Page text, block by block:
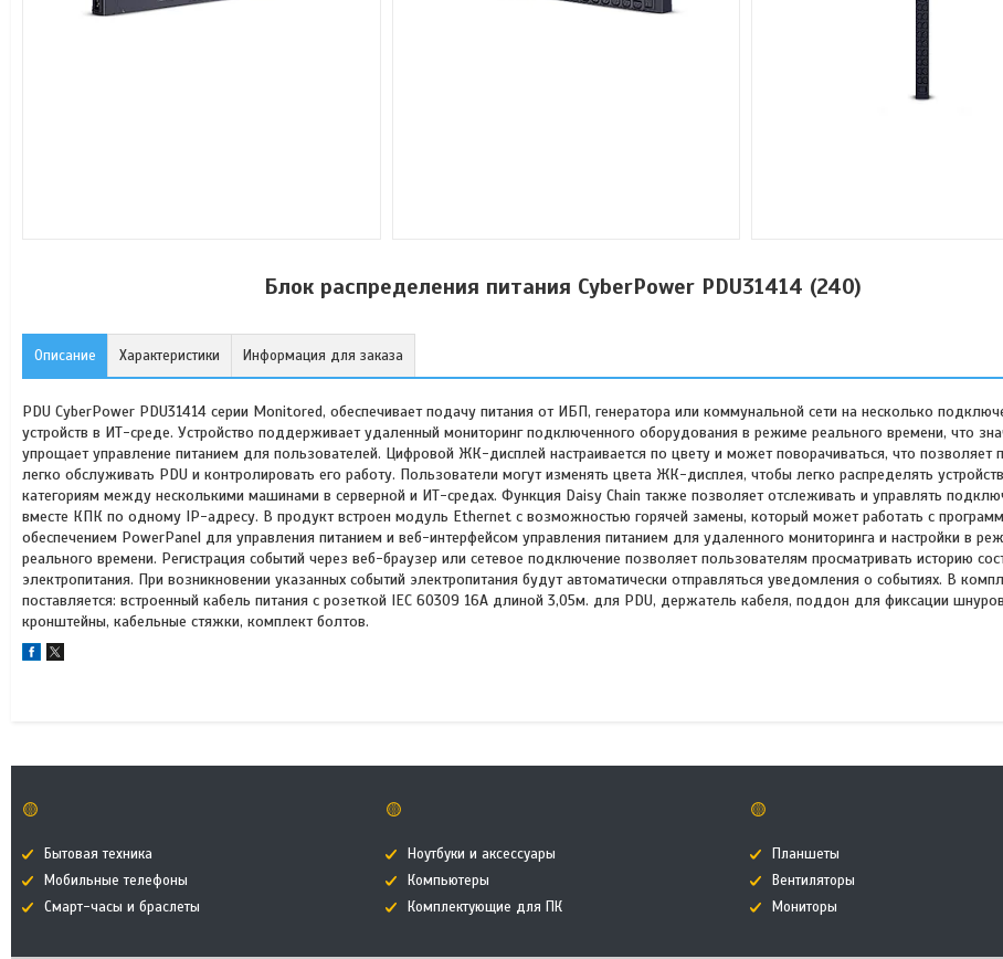
Блок распределения питания CyberPower PDU31414 (240)
Описание Характеристики Информация для заказа
PDU CyberPower PDU31414 серии Monitored, обеспечивает подачу питания от ИБП, генератора или коммунальной сети на несколько
устройств в ИТ-среде. Устройство поддерживает удаленный мониторинг подключенного оборудования в режиме реального времени, что
упрощает управление питанием для пользователей. Цифровой ЖК-дисплей настраивается по цвету и может поворачиваться, что позволяет
легко обслуживать PDU и контролировать его работу. Пользователи могут изменять цвета ЖК-дисплея, чтобы легко распределять
категориям между несколькими машинами в серверной и ИТ-средах. Функция Daisy Chain также позволяет отслеживать и управлять
вместе КПК по одному IP-адресу. В продукт встроен модуль Ethernet с возможностью горячей замены, который может работать с
обеспечением PowerPanel для управления питанием и веб-интерфейсом управления питанием для удаленного мониторинга и настройки в
реального времени. Регистрация событий через веб-браузер или сетевое подключение позволяет пользователям просматривать историю
электропитания. При возникновении указанных событий электропитания будут автоматически отправляться уведомления о событиях. В
поставляется: встроенный кабель питания с розеткой IEC 60309 16A длиной 3,05м. для PDU, держатель кабеля, поддон для фиксации
кронштейны, кабельные стяжки, комплект болтов.
🟡
Бытовая техника
Мобильные телефоны
Смарт-часы и браслеты
🟡
Ноутбуки и аксессуары
Компьютеры
Комплектующие для ПК
🟡
Планшеты
Вентиляторы
Мониторы